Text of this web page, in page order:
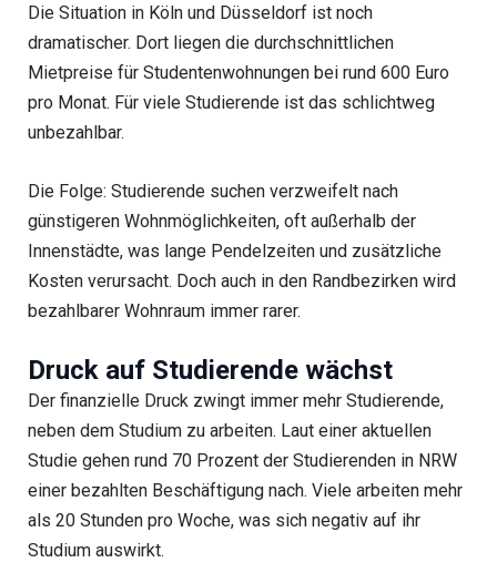
Die Situation in Köln und Düsseldorf ist noch
dramatischer. Dort liegen die durchschnittlichen
Mietpreise für Studentenwohnungen bei rund 600 Euro
pro Monat. Für viele Studierende ist das schlichtweg
unbezahlbar.
Die Folge: Studierende suchen verzweifelt nach
günstigeren Wohnmöglichkeiten, oft außerhalb der
Innenstädte, was lange Pendelzeiten und zusätzliche
Kosten verursacht. Doch auch in den Randbezirken wird
bezahlbarer Wohnraum immer rarer.
Druck auf Studierende wächst
Der finanzielle Druck zwingt immer mehr Studierende,
neben dem Studium zu arbeiten. Laut einer aktuellen
Studie gehen rund 70 Prozent der Studierenden in NRW
einer bezahlten Beschäftigung nach. Viele arbeiten mehr
als 20 Stunden pro Woche, was sich negativ auf ihr
Studium auswirkt.